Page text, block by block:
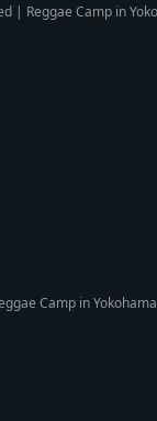
| Reggae Camp in
Camp in